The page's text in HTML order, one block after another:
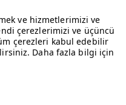
ve hizmetlerimizi ve
çerezlerimizi ve üçüncü
çerezleri kabul edebilir
Daha fazla bilgi için
the brand